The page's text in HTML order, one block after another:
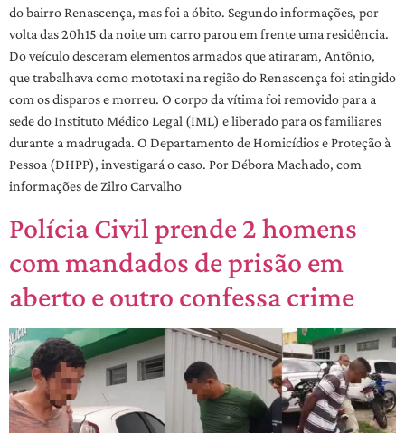
do bairro Renascença, mas foi a óbito. Segundo informações, por
volta das 20h15 da noite um carro parou em frente uma residência.
Do veículo desceram elementos armados que atiraram, Antônio,
que trabalhava como mototaxi na região do Renascença foi atingido
com os disparos e morreu. O corpo da vítima foi removido para a
sede do Instituto Médico Legal (IML) e liberado para os familiares
durante a madrugada. O Departamento de Homicídios e Proteção à
Pessoa (DHPP), investigará o caso. Por Débora Machado, com
informações de Zilro Carvalho
Polícia Civil prende 2 homens
com mandados de prisão em
aberto e outro confessa crime